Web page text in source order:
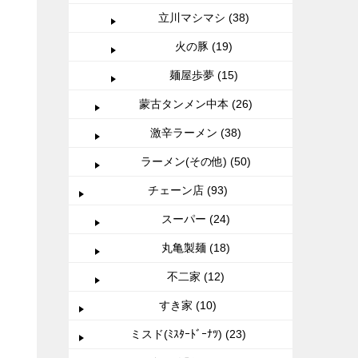
立川マシマシ (38)
火の豚 (19)
麺屋歩夢 (15)
蒙古タンメン中本 (26)
激辛ラーメン (38)
ラーメン(その他) (50)
チェーン店 (93)
スーパー (24)
丸亀製麺 (18)
不二家 (12)
すき家 (10)
ミスド(ﾐｽﾀｰﾄﾞｰﾅﾂ) (23)